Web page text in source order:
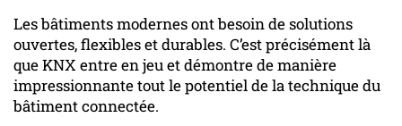
Les bâtiments modernes ont besoin de solutions
ouvertes, flexibles et durables. C’est précisément là
que KNX entre en jeu et démontre de manière
impressionnante tout le potentiel de la technique du
bâtiment connectée.